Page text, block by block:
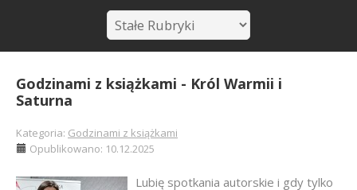
Godzinami z książkami - Król Warmii i
Saturna
Kategoria: Godzinami z książkami
Opublikowano: 10.12.2025
Lubię spotkania autorskie i gdy tylko